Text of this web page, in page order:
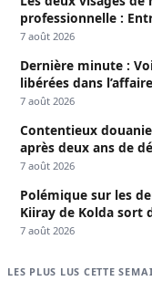
professionnelle :
héroïsme silencieux
7 août 2026
Dernière minute :
libérées dans
7 août 2026
Contentieux
après deux ans de
7 août 2026
Polémique sur les
Kiiray de Kolda sort
Mamadou Lamine
7 août 2026
LES PLUS LUS CETTE